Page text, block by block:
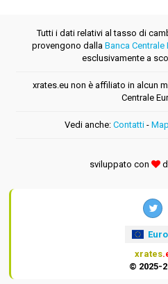
Tutti i dati relativi al tasso di
provengono dalla Banca Centrale
esclusivamente a
xrates.eu non è affiliato in alcun
Centrale
Vedi anche: Contatti-
sviluppato con
xrates
© 2025-